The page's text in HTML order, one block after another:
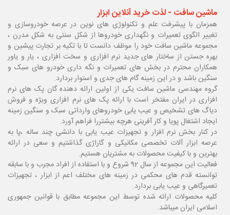
ماشین سافت - لذت خرید آنلاین ابزار
همزمان با پیشرفت علم و تکنولوژی های نوین در عرصه خودروسازی و
تغییر الگوی تعمیرات و نگهداری خودروها از شکل سنتی به شکل مدرن ،
مجموعه ماشین سافت خود را موظف دانست تا با تکیه بر تجارت پیشین و
بهره جستن از ساختار های جدید نرم افزاری و سخت افزاری ، یار و یاور
همکاران محترم در بخش های تعمیرات و نگه داری خودرو های سبک و
سنگین باشد و در این زمینه گام های جدی و استوار بردارد.
گروه مهندسی ماشین سافت یکی از اولین ارائه دهنده گان پک های نرم
افزاری در ایران مفتخر است با ارائه پک های نرم افزاری ویژه و فروش
دیاگ های تشخیص و عیب یابی خودروهای وارداتی سبک و سنگین زمینه
ایجاد اشتغال پویا و کار آفرینی هرچه بیشتررا فراهم آورد.
در کنار بخش نرم افزار و تجهیزات عیب یابی با دانشی چند ساله ،پا به
عرصه ابزار آلات تخصصی مکانیکی و گاراژی گذاشتیم و سعی در ارائه
بهترین و با کیفیت محصولات به مشتریان هستیم.
فعالیت این مجموعه از سال 92 شروع و با استفاده از افراد مجرب و با سابقه
توانسته قدم های محکمی در زمینه های مختلف اعم از ابزار ، تجهیزات
تعمیرگاهی و عیب یابی بردارد.
کلیه محصولات ارائه شده توسط این مجموعه مطابق با قوانین جمهوری
اسلامی ایران میباشد.